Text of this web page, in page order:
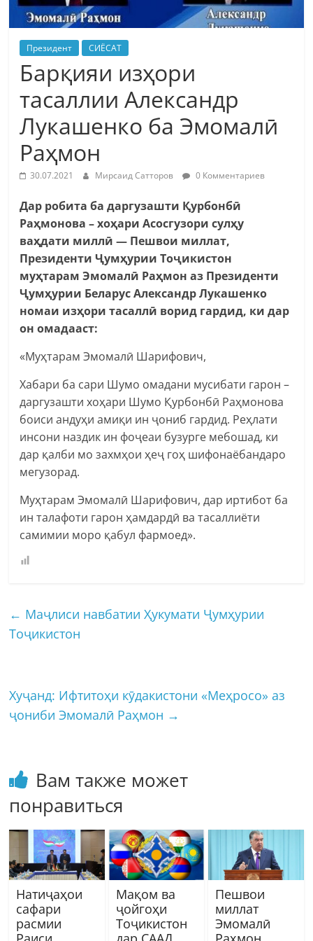
Президент СИЁСАТ
Барқияи изҳори
тасаллии Александр
Лукашенко ба Эмомалӣ
Раҳмон
30.07.2021 Мирсаид Сатторов 0 Комментариев
Дар робита ба даргузашти Қурбонбӣ
Раҳмонова – хоҳари Асосгузори сулҳу
ваҳдати миллӣ — Пешвои миллат,
Президенти Ҷумҳурии Тоҷикистон
муҳтарам Эмомалӣ Раҳмон аз Президенти
Ҷумҳурии Беларус Александр Лукашенко
номаи изҳори тасаллӣ ворид гардид, ки дар
он омадааст:
«Муҳтарам Эмомалӣ Шарифович,
Хабари ба сари Шумо омадани мусибати гарон –
даргузашти хоҳари Шумо Қурбонбӣ Раҳмонова
боиси андуҳи амиқи ин ҷониб гардид. Реҳлати
инсони наздик ин фоҷеаи бузурге мебошад, ки
дар қалби мо захмҳои ҳеҷ гоҳ шифонаёбандаро
мегузорад.
Муҳтарам Эмомалӣ Шарифович, дар иртибот ба
ин талафоти гарон ҳамдардӣ ва тасаллиёти
самимии моро қабул фармоед».
← Маҷлиси навбатии Ҳукумати Ҷумҳурии
Тоҷикистон
Хуҷанд: Ифтитоҳи кӯдакистони «Меҳросо» аз
ҷониби Эмомалӣ Раҳмон →
Вам также может
понравиться
Натиҷаҳои
сафари
расмии
Мақом ва
ҷойгоҳи
Тоҷикистон
Пешвои
миллат
Эмомалӣ